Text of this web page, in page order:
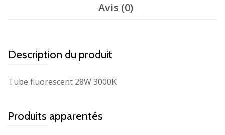
Avis (0)
Description du produit
Tube fluorescent 28W 3000K
Produits apparentés